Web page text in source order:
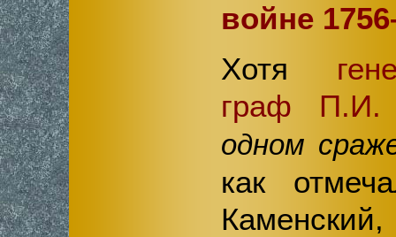
войне
Хотя
граф П.И.
одном
как
Каменский,